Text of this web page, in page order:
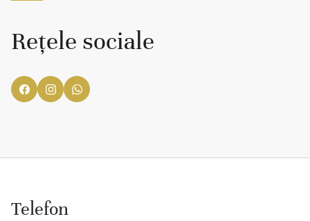
Rețele sociale
Telefon